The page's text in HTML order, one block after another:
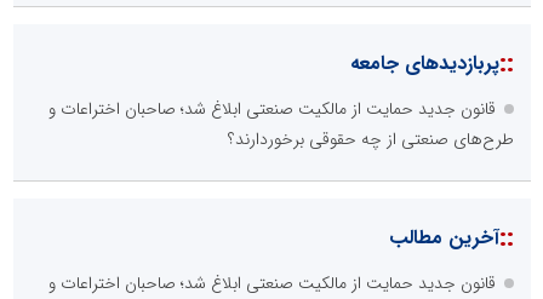
::پربازدیدهای جامعه
قانون جدید حمایت از مالکیت صنعتی ابلاغ شد؛ صاحبان اختراعات و
طرح‌های صنعتی از چه حقوقی برخوردارند؟
::آخرین مطالب
قانون جدید حمایت از مالکیت صنعتی ابلاغ شد؛ صاحبان اختراعات و